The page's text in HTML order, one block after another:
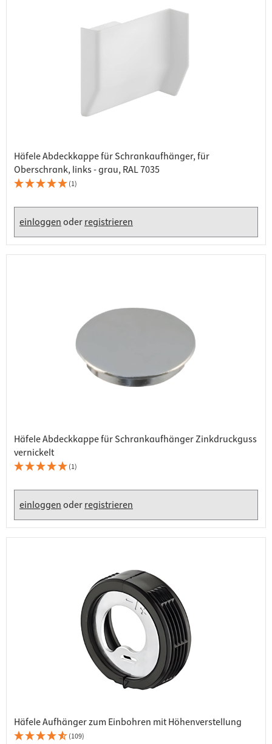
Häfele Abdeckkappe für Schrankaufhänger, für
Oberschrank, links - grau, RAL 7035
(1)
einloggenoderregistrieren
Häfele Abdeckkappe für Schrankaufhänger Zinkdruckguss
vernickelt
(1)
einloggenoderregistrieren
Häfele Aufhänger zum Einbohren mit Höhenverstellung
(109)